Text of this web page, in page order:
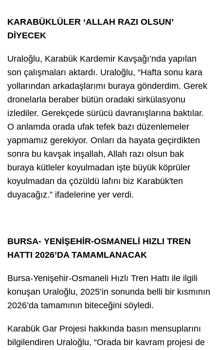
KARABÜKLÜLER ‘ALLAH RAZI OLSUN’
DİYECEK
Uraloğlu, Karabük Kardemir Kavşağı’nda yapılan
son çalışmaları aktardı. Uraloğlu, “Hafta sonu kara
yollarından arkadaşlarımı buraya gönderdim. Gerek
dronelarla beraber bütün oradaki sirkülasyonu
izlediler. Gerekçede sürücü davranışlarına baktılar.
O anlamda orada ufak tefek bazı düzenlemeler
yapmamız gerekiyor. Onları da hayata geçirdikten
sonra bu kavşak inşallah, Allah razı olsun bak
buraya kütleler koyulmadan işte büyük köprüler
koyulmadan da çözüldü lafını biz Karabük'ten
duyacağız.” ifadelerine yer verdi.
BURSA- YENİŞEHİR-OSMANELİ HIZLI TREN
HATTI 2026’DA TAMAMLANACAK
Bursa-Yenişehir-Osmaneli Hızlı Tren Hattı ile ilgili
konuşan Uraloğlu, 2025’in sonunda belli bir kısmının
2026’da tamamının biteceğini söyledi.
Karabük Gar Projesi hakkında basın mensuplarını
bilgilendiren Uraloğlu, “Orada bir kavram projesi de